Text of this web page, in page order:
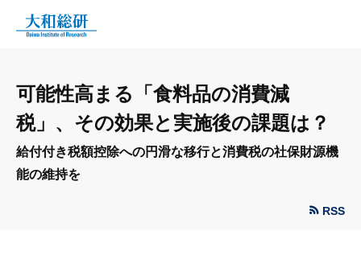
可能性高まる「食料品の消費減
税」、その効果と実施後の課題は？
給付付き税額控除への円滑な移行と消費税の社保財源機
能の維持を
RSS